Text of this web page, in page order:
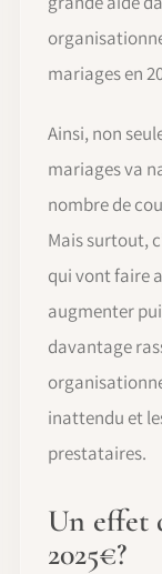
mariages en
Ainsi, non
mariages va
nombre de
Mais surtout,
qui vont faire
augmenter
davantage
inattendu et
prestataires.
Un effet
2025€?